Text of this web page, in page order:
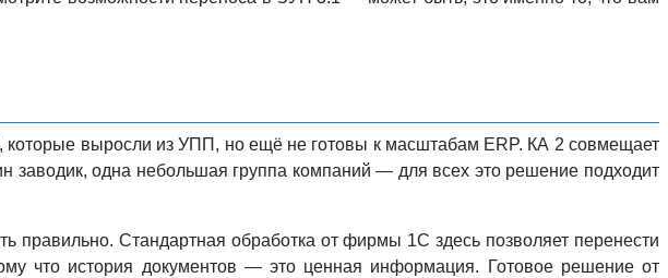
которые выросли из УПП, но ещё не готовы к масштабам ERP. КА 2 совмещает
заводик, одна небольшая группа компаний — для всех это решение подходит
Стандартная обработка от фирмы 1С здесь позволяет перенести
что история документов — это ценная информация. Готовое решение от